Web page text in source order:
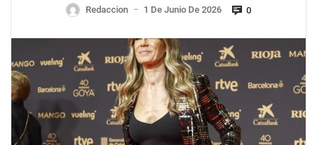
Redaccion — 1 De Junio De 2026 0